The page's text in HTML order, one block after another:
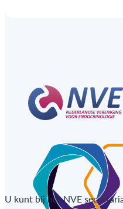
U kunt bij het NVE